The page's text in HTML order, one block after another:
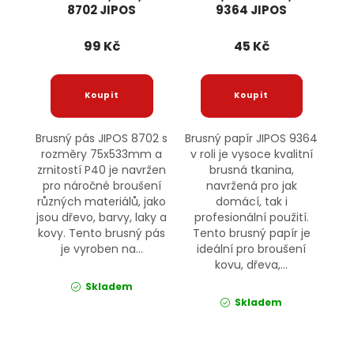
8702 JIPOS
99 Kč
Brusný pás JIPOS 8702 s
rozměry 75x533mm a
zrnitostí P40 je navržen
pro náročné broušení
různých materiálů, jako
jsou dřevo, barvy, laky a
kovy. Tento brusný pás
je vyroben na...
Skladem
9364 JIPOS
45 Kč
Brusný papír JIPOS 9364
v roli je vysoce kvalitní
brusná tkanina,
navržená pro jak
domácí, tak i
profesionální použití.
Tento brusný papír je
ideální pro broušení
kovu, dřeva,...
Skladem